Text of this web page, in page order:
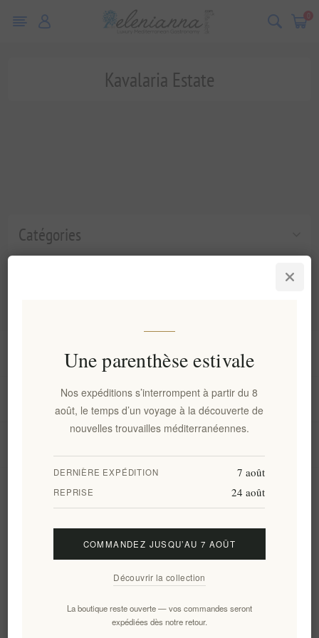
0
Catégories
Kavalaria Estate
Information
Mon compte
S'abonner Se désinscrire
Une parenthèse estivale
Nos expéditions s’interrompent à partir du 8
août, le temps d’un voyage à la découverte de
nouvelles trouvailles méditerranéennes.
DERNIÈRE EXPÉDITION 7 août
REPRISE 24 août
COMMANDEZ JUSQU’AU 7 AOÛT
Découvrir la collection
La boutique reste ouverte — vos commandes seront
expédiées dès notre retour.